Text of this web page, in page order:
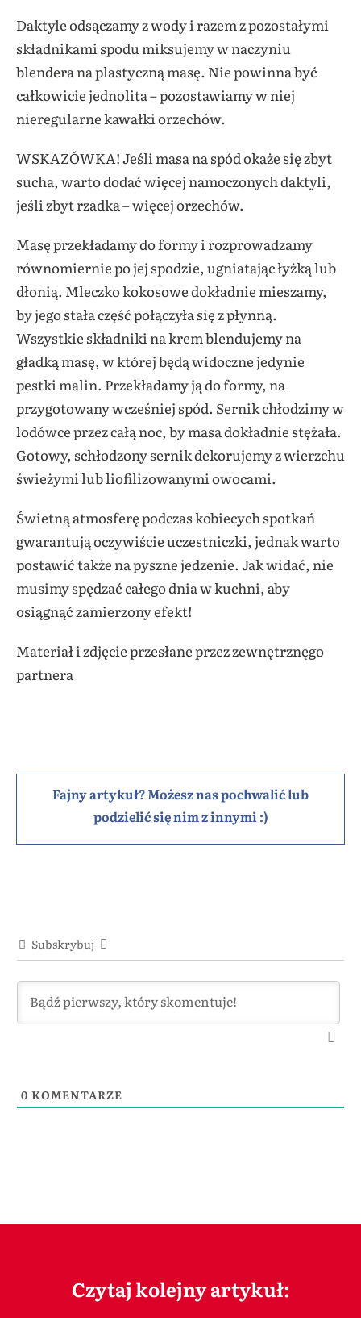
Daktyle odsączamy z wody i razem z pozostałymi
składnikami spodu miksujemy w naczyniu
blendera na plastyczną masę. Nie powinna być
całkowicie jednolita – pozostawiamy w niej
nieregularne kawałki orzechów.
WSKAZÓWKA! Jeśli masa na spód okaże się zbyt
sucha, warto dodać więcej namoczonych daktyli,
jeśli zbyt rzadka – więcej orzechów.
Masę przekładamy do formy i rozprowadzamy
równomiernie po jej spodzie, ugniatając łyżką lub
dłonią. Mleczko kokosowe dokładnie mieszamy,
by jego stała część połączyła się z płynną.
Wszystkie składniki na krem blendujemy na
gładką masę, w której będą widoczne jedynie
pestki malin. Przekładamy ją do formy, na
przygotowany wcześniej spód. Sernik chłodzimy w
lodówce przez całą noc, by masa dokładnie stężała.
Gotowy, schłodzony sernik dekorujemy z wierzchu
świeżymi lub liofilizowanymi owocami.
Świetną atmosferę podczas kobiecych spotkań
gwarantują oczywiście uczestniczki, jednak warto
postawić także na pyszne jedzenie. Jak widać, nie
musimy spędzać całego dnia w kuchni, aby
osiągnąć zamierzony efekt!
Materiał i zdjęcie przesłane przez zewnętrznęgo
partnera
Fajny artykuł? Możesz nas pochwalić lub
podzielić się nim z innymi :)
Subskrybuj
0 KOMENTARZE
Czytaj kolejny artykuł: